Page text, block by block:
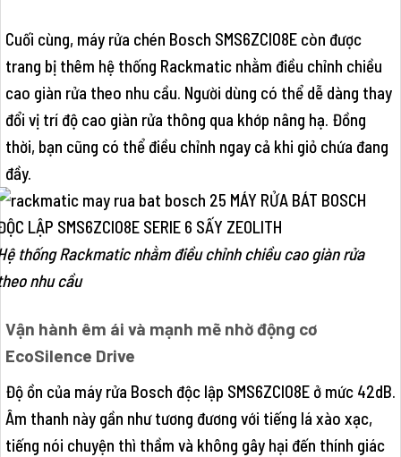
Cuối cùng, máy rửa chén Bosch SMS6ZCI08E còn được
trang bị thêm hệ thống Rackmatic nhằm điều chỉnh chiều
cao giàn rửa theo nhu cầu. Người dùng có thể dễ dàng thay
đổi vị trí độ cao giàn rửa thông qua khớp nâng hạ. Đồng
thời, bạn cũng có thể điều chỉnh ngay cả khi giỏ chứa đang
đầy.
thống Rackmatic nhằm điều chỉnh chiều cao giàn rửa
nhu cầu
Vận hành êm ái và mạnh mẽ nhờ động cơ
EcoSilence Drive
Độ ồn của máy rửa Bosch độc lập SMS6ZCI08E ở mức 42dB.
Âm thanh này gần như tương đương với tiếng lá xào xạc,
tiếng nói chuyện thì thầm và không gây hại đến thính giác